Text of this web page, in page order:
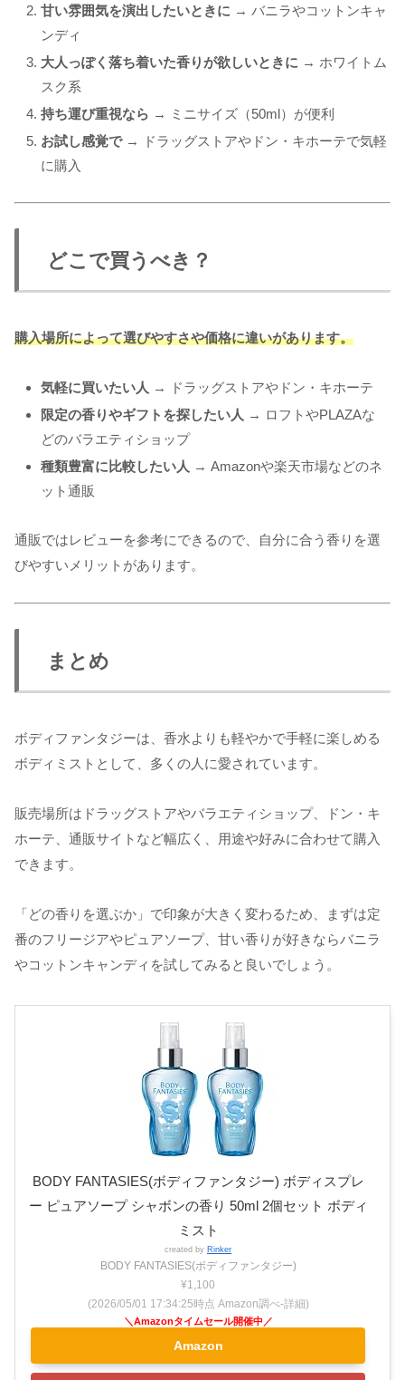
甘い雰囲気を演出したいときに → バニラやコットンキャ
ンディ
大人っぽく落ち着いた香りが欲しいときに → ホワイトム
スク系
持ち運び重視なら → ミニサイズ（50ml）が便利
お試し感覚で→ ドラッグストアやドン・キホーテで気軽
に購入
どこで買うべき？
購入場所によって選びやすさや価格に違いがあります。
気軽に買いたい人 → ドラッグストアやドン・キホーテ
限定の香りやギフトを探したい人 → ロフトやPLAZAな
どのバラエティショップ
種類豊富に比較したい人 → Amazonや楽天市場などのネ
ット通販
通販ではレビューを参考にできるので、自分に合う香りを選
びやすいメリットがあります。
まとめ
ボディファンタジーは、香水よりも軽やかで手軽に楽しめる
ボディミストとして、多くの人に愛されています。
販売場所はドラッグストアやバラエティショップ、ドン・キ
ホーテ、通販サイトなど幅広く、用途や好みに合わせて購入
できます。
「どの香りを選ぶか」で印象が大きく変わるため、まずは定
番のフリージアやピュアソープ、甘い香りが好きならバニラ
やコットンキャンディを試してみると良いでしょう。
BODY FANTASIES(ボディファンタジー) ボディスプレ
ー ピュアソープ シャボンの香り 50ml 2個セット ボディ
ミスト
created by Rinker
BODY FANTASIES(ボディファンタジー)
¥1,100
(2026/05/01 17:34:25時点 Amazon調べ-詳細)
Amazon